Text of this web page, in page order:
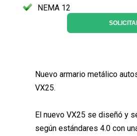
NEMA 12
Nuevo armario metálico
VX25.
El nuevo VX25 se diseñó y
según estándares 4.0 con